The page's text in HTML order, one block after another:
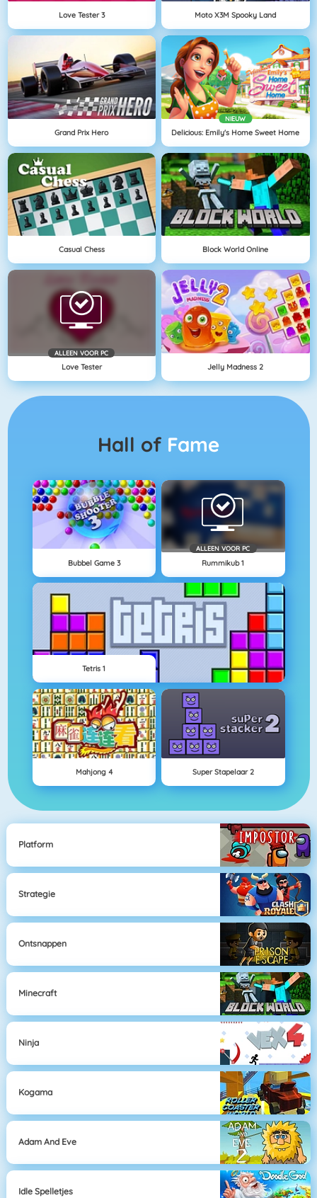
Love Tester 3 Moto X3M Spooky Land
Grand Prix Hero
NIEUW
Delicious: Emily's Home Sweet Home
Casual Chess Block World Online
ALLEEN VOOR PC
Love Tester Jelly Madness 2
Hall of Fame
Bubbel Game 3
ALLEEN VOOR PC
Rummikub 1
Tetris 1
Mahjong 4 Super Stapelaar 2
Platform
Strategie
Ontsnappen
Minecraft
Ninja
Kogama
Adam And Eve
Idle Spelletjes